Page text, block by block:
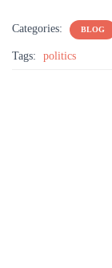
Categories: BLOG
Tags: politics